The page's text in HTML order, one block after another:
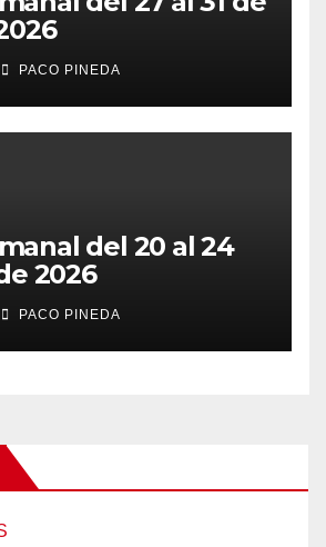
PACO PINEDA
del 20 al 24
2026
PACO PINEDA